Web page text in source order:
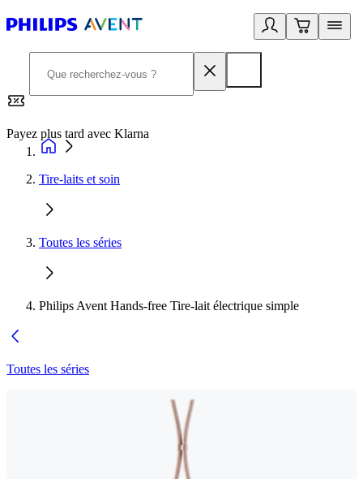
Payez plus tard avec Klarna
Tire-laits et soin
Toutes les séries
Philips Avent Hands-free Tire-lait électrique simple
Toutes les séries